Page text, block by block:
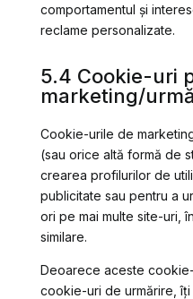
comportamentul și
reclame personalizate.
5.4 Cookie-uri
marketing/
Cookie-urile de
(sau orice altă formă de
crearea profilurilor de
publicitate sau pentru a
ori pe mai multe site-uri,
similare.
Deoarece aceste
cookie-uri de urmărire,